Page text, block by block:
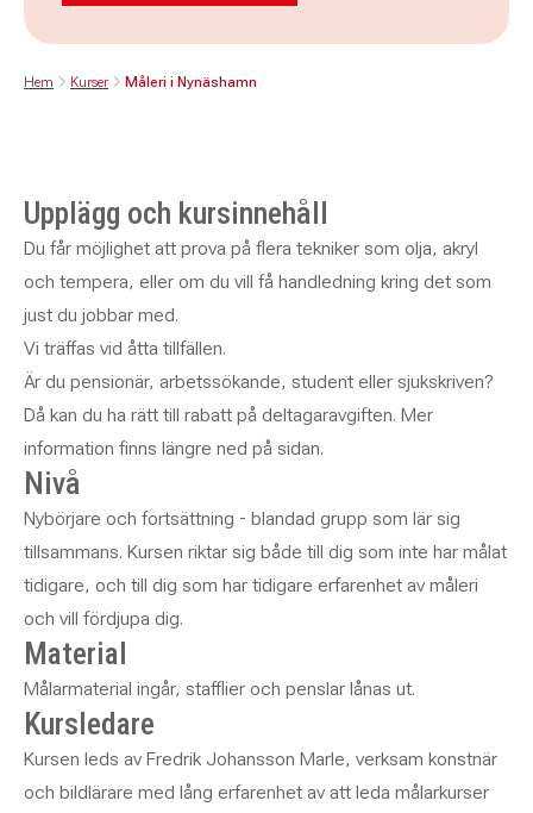
Hem Kurser Måleri i Nynäshamn
Upplägg och kursinnehåll
Du får möjlighet att prova på flera tekniker som olja, akryl
och tempera, eller om du vill få handledning kring det som
just du jobbar med.
Vi träffas vid åtta tillfällen.
Är du pensionär, arbetssökande, student eller sjukskriven?
Då kan du ha rätt till rabatt på deltagaravgiften. Mer
information finns längre ned på sidan.
Nivå
Nybörjare och fortsättning - blandad grupp som lär sig
tillsammans. Kursen riktar sig både till dig som inte har målat
tidigare, och till dig som har tidigare erfarenhet av måleri
och vill fördjupa dig.
Material
Målarmaterial ingår, stafflier och penslar lånas ut.
Kursledare
Kursen leds av Fredrik Johansson Marle, verksam konstnär
och bildlärare med lång erfarenhet av att leda målarkurser